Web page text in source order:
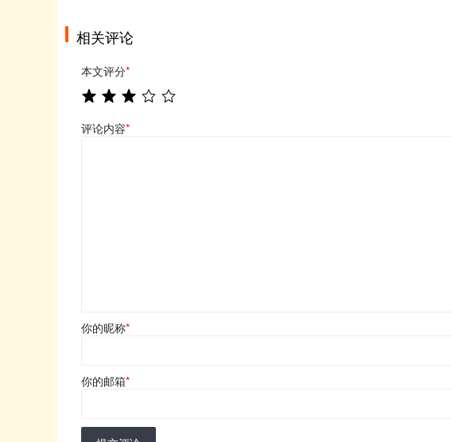
相关评论
本文评分*
评论内容*
你的昵称*
你的邮箱*